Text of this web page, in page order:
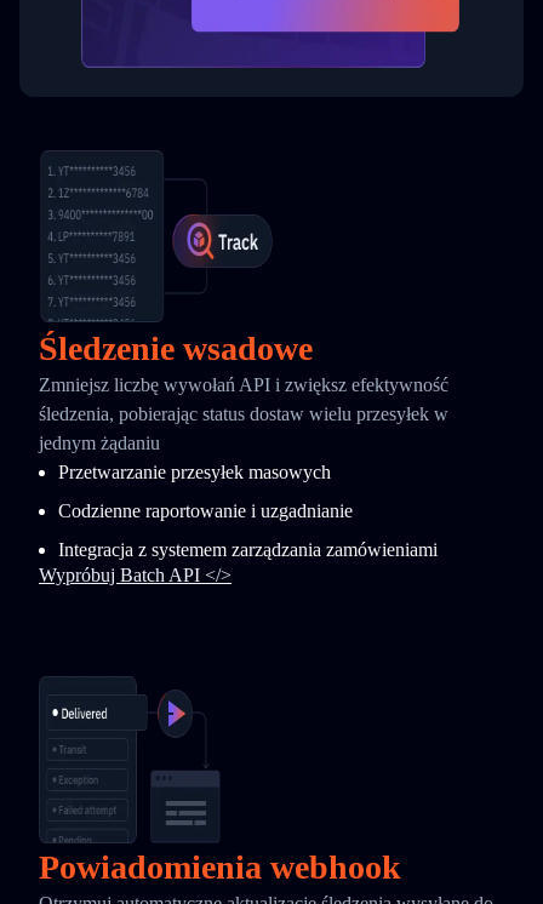
Śledzenie wsadowe
Zmniejsz liczbę wywołań API i zwiększ efektywność
śledzenia, pobierając status dostaw wielu przesyłek w
jednym żądaniu
Przetwarzanie przesyłek masowych
Codzienne raportowanie i uzgadnianie
Integracja z systemem zarządzania zamówieniami
Wypróbuj Batch API </>
Powiadomienia webhook